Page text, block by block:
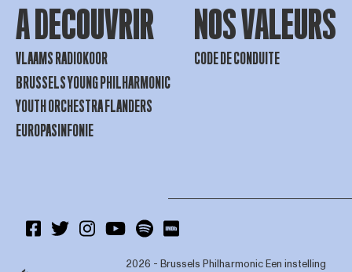
A DECOUVRIR
VLAAMS RADIOKOOR
BRUSSELS YOUNG PHILHARMONIC
YOUTH ORCHESTRA FLANDERS
EUROPASINFONIE
NOS VALEURS
CODE DE CONDUITE
2026 - Brussels PhilharmonicEen instelling